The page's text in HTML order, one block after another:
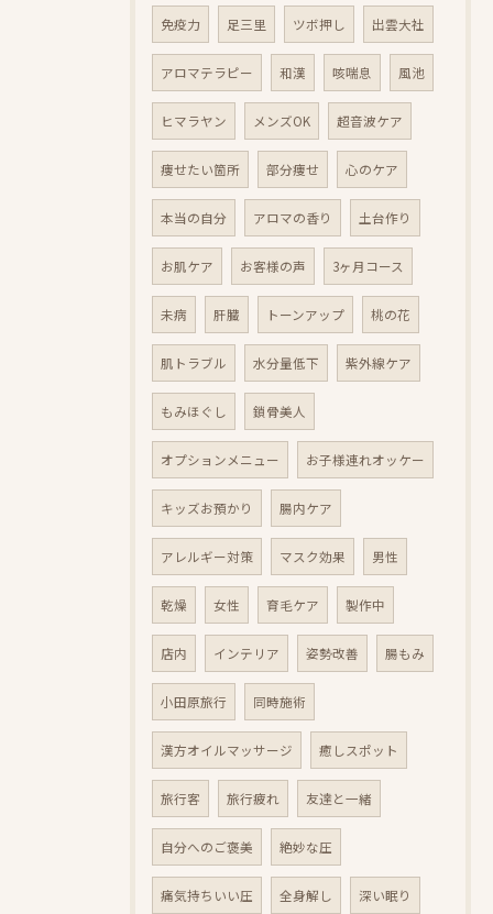
免疫力 足三里 ツボ押し 出雲大社
アロマテラピー 和漢 咳喘息 風池
ヒマラヤン メンズOK 超音波ケア
痩せたい箇所 部分痩せ 心のケア
本当の自分 アロマの香り 土台作り
お肌ケア お客様の声 3ヶ月コース
未病 肝臓 トーンアップ 桃の花
肌トラブル 水分量低下 紫外線ケア
もみほぐし 鎖骨美人
オプションメニュー お子様連れオッケー
キッズお預かり 腸内ケア
アレルギー対策 マスク効果 男性
乾燥 女性 育毛ケア 製作中
店内 インテリア 姿勢改善 腸もみ
小田原旅行 同時施術
漢方オイルマッサージ 癒しスポット
旅行客 旅行疲れ 友達と一緒
自分へのご褒美 絶妙な圧
痛気持ちいい圧 全身解し 深い眠り